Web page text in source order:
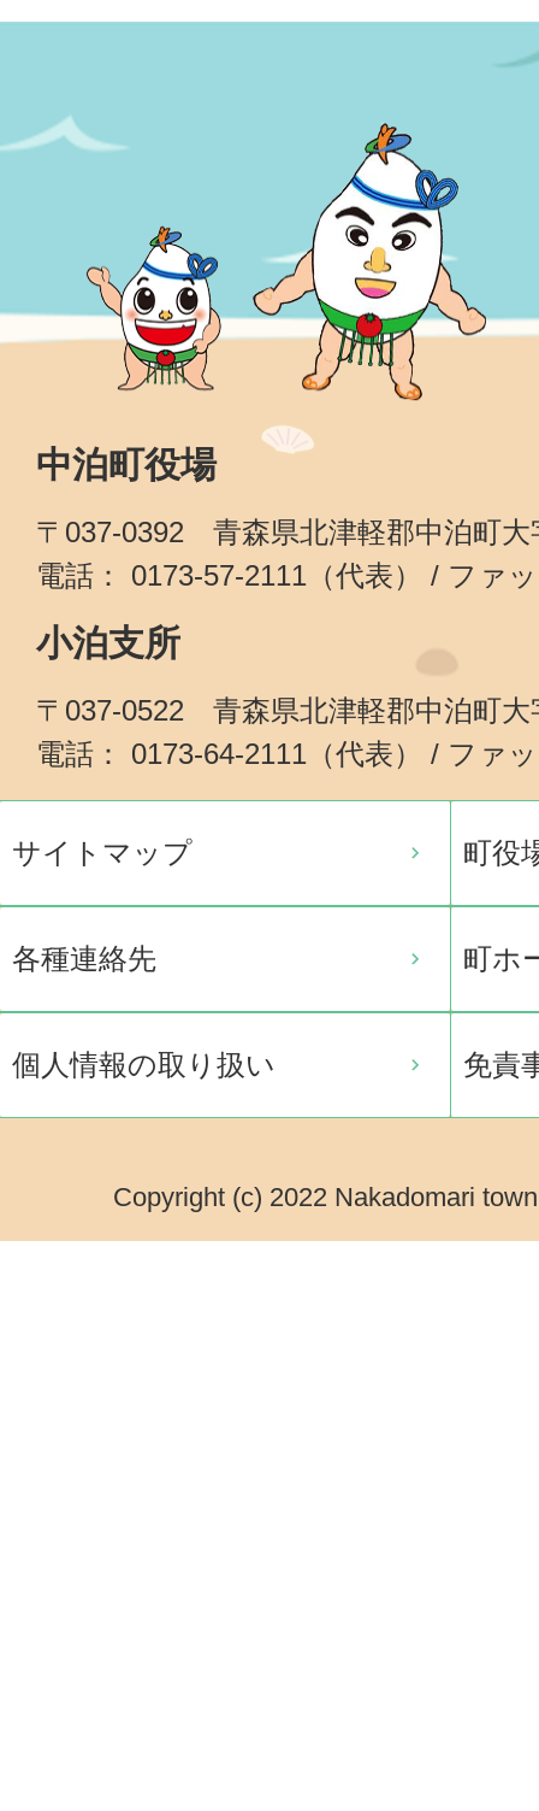
中泊町役場
〒037-0392 青森県北津軽郡中泊町大
電話： 0173-57-2111（代表） / ファ
小泊支所
〒037-0522 青森県北津軽郡中泊町大
電話： 0173-64-2111（代表） / ファ
サイトマップ 町役
各種連絡先 町ホ
個人情報の取り扱い 免責
Copyright (c) 2022 Nakadomari